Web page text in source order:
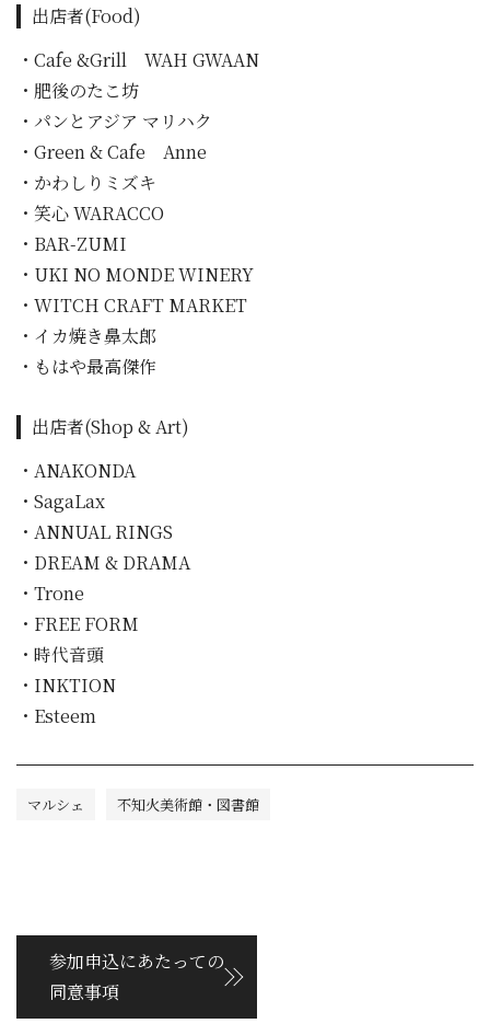
出店者(Food)
・Cafe &Grill WAH GWAAN
・肥後のたこ坊
・パンとアジア マリハク
・Green & Cafe Anne
・かわしりミズキ
・笑心 WARACCO
・BAR-ZUMI
・UKI NO MONDE WINERY
・WITCH CRAFT MARKET
・イカ焼き鼻太郎
・もはや最高傑作
出店者(Shop & Art)
・ANAKONDA
・SagaLax
・ANNUAL RINGS
・DREAM & DRAMA
・Trone
・FREE FORM
・時代音頭
・INKTION
・Esteem
マルシェ 不知火美術館・図書館
参加申込にあたっての
同意事項